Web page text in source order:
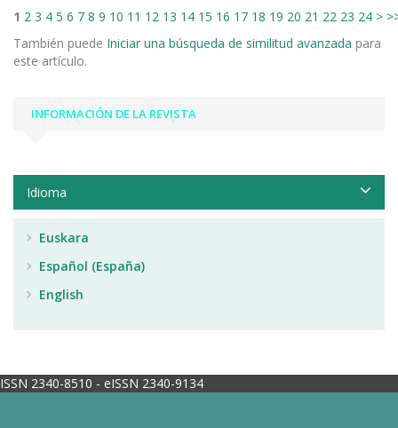
1 2 3 4 5 6 7 8 9 10 11 12 13 14 15 16 17 18 19 20 21 22 23 24 >
También puede Iniciar una búsqueda de similitud avanzada para
este artículo.
INFORMACIÓN DE LA REVISTA
Idioma
Euskara
Español (España)
English
ISSN 2340-8510 - eISSN 2340-9134